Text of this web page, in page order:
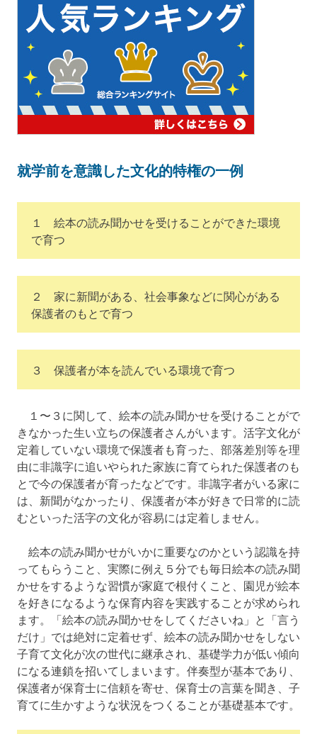
就学前を意識した文化的特権の一例
１ 絵本の読み聞かせを受けることができた環境
で育つ
２ 家に新聞がある、社会事象などに関心がある
保護者のもとで育つ
３ 保護者が本を読んでいる環境で育つ
１〜３に関して、絵本の読み聞かせを受けることがで
きなかった生い立ちの保護者さんがいます。活字文化が
定着していない環境で保護者も育った、部落差別等を理
由に非識字に追いやられた家族に育てられた保護者のも
とで今の保護者が育ったなどです。非識字者がいる家に
は、新聞がなかったり、保護者が本が好きで日常的に読
むといった活字の文化が容易には定着しません。
絵本の読み聞かせがいかに重要なのかという認識を持
ってもらうこと、実際に例え５分でも毎日絵本の読み聞
かせをするような習慣が家庭で根付くこと、園児が絵本
を好きになるような保育内容を実践することが求められ
ます。「絵本の読み聞かせをしてくださいね」と「言う
だけ」では絶対に定着せず、絵本の読み聞かせをしない
子育て文化が次の世代に継承され、基礎学力が低い傾向
になる連鎖を招いてしまいます。伴奏型が基本であり、
保護者が保育士に信頼を寄せ、保育士の言葉を聞き、子
育てに生かすような状況をつくることが基礎基本です。